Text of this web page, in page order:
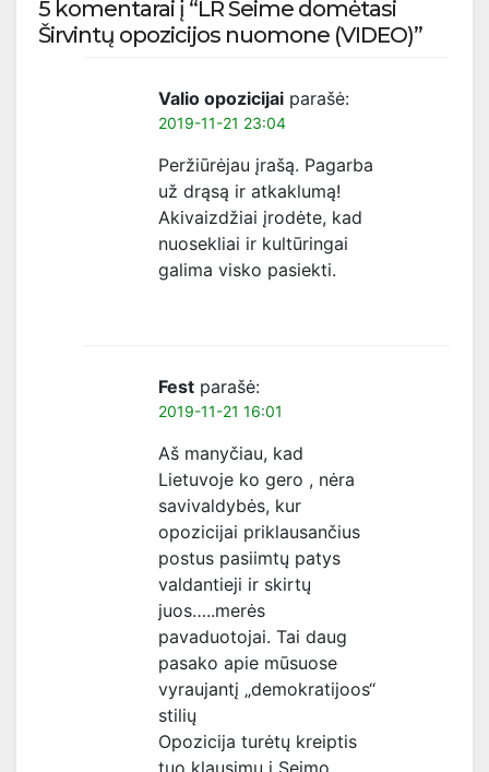
5 komentarai į “LR Seime domėtasi
Širvintų opozicijos nuomone (VIDEO)”
Valio opozicijai parašė:
2019-11-21 23:04
Peržiūrėjau įrašą. Pagarba
už drąsą ir atkaklumą!
Akivaizdžiai įrodėte, kad
nuosekliai ir kultūringai
galima visko pasiekti.
Fest parašė:
2019-11-21 16:01
Aš manyčiau, kad
Lietuvoje ko gero , nėra
savivaldybės, kur
opozicijai priklausančius
postus pasiimtų patys
valdantieji ir skirtų
juos…..merės
pavaduotojai. Tai daug
pasako apie mūsuose
vyraujantį „demokratijoos“
stilių
Opozicija turėtų kreiptis
tuo klausimu į Seimo